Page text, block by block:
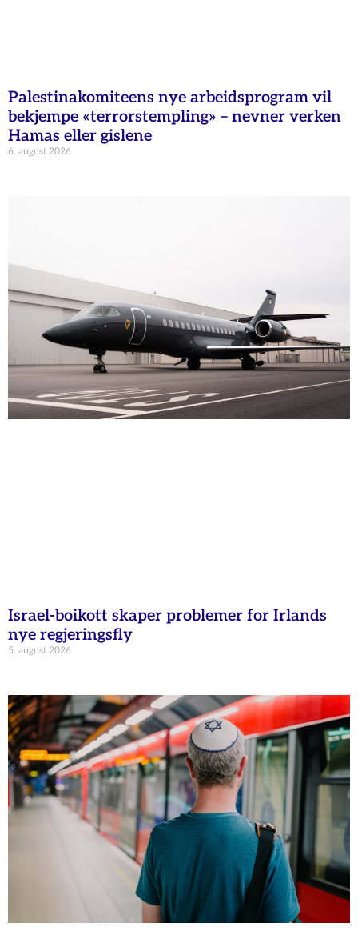
Palestinakomiteens nye arbeidsprogram vil
bekjempe «terrorstempling» – nevner verken
Hamas eller gislene
6. august 2026
Israel-boikott skaper problemer for Irlands
nye regjeringsfly
5. august 2026